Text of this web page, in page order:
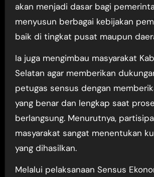
akan menjadi dasar bagi
menyusun berbagai kebijakan
baik di tingkat pusat maupun
Ia juga mengimbau masyarakat
Selatan agar memberikan
petugas sensus dengan
yang benar dan lengkap saat
berlangsung. Menurutnya,
masyarakat sangat menentukan
yang dihasilkan.
Melalui pelaksanaan Sensus